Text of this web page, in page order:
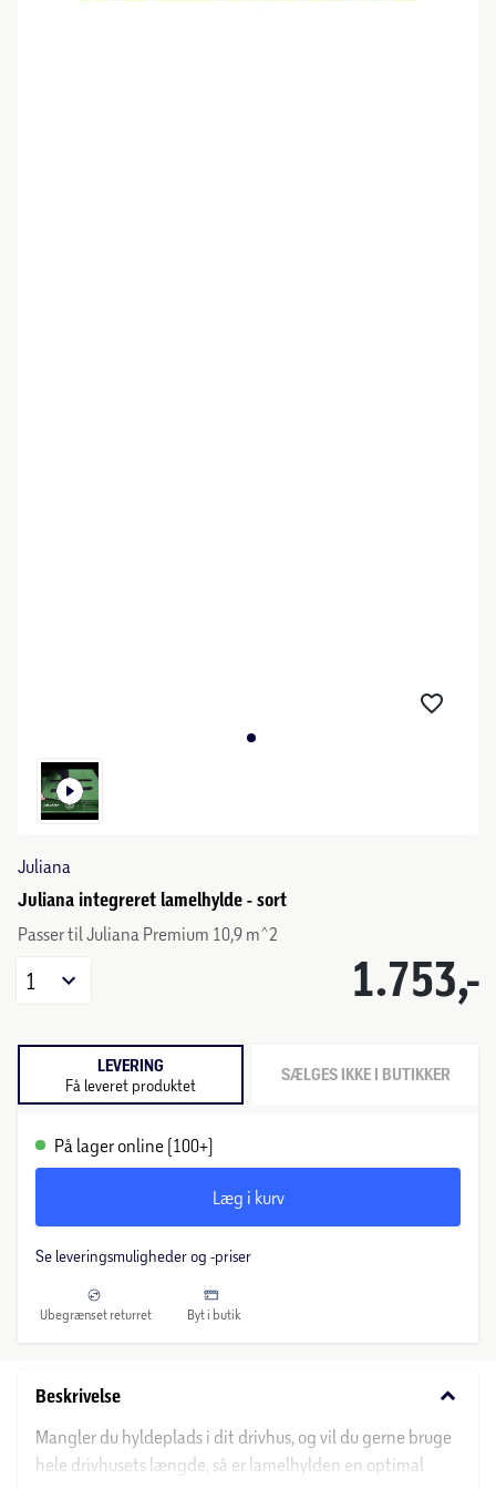
Juliana
Juliana integreret lamelhylde - sort
Passer til Juliana Premium 10,9 m^2
1.753,-
1
LEVERING
Få leveret produktet SÆLGES IKKE I BUTIKKER
På lager online (100+)
Læg i kurv
Se leveringsmuligheder og -priser
Ubegrænset returret Byt i butik
Beskrivelse keyboard_arrow_down
Mangler du hyldeplads i dit drivhus, og vil du gerne bruge
hele drivhusets længde, så er lamelhylden en optimal